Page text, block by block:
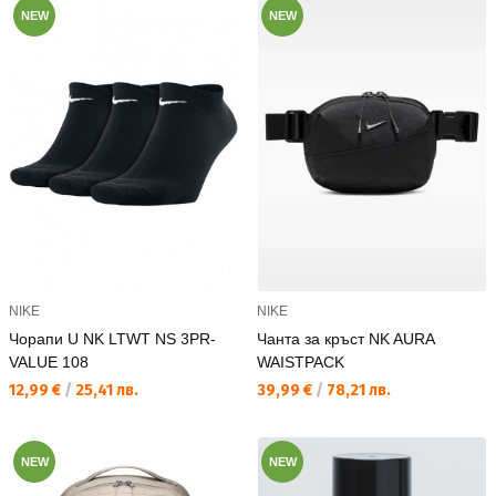
NEW
NIKE
Чорапи U NK LTWT NS 3PR-
VALUE 108
Текуща цена:
12,99 € / 25,41 лв.
NEW
NIKE
Чанта за кръст NK AURA
WAISTPACK
Текуща цена:
39,99 € / 78,21 лв.
NEW NEW